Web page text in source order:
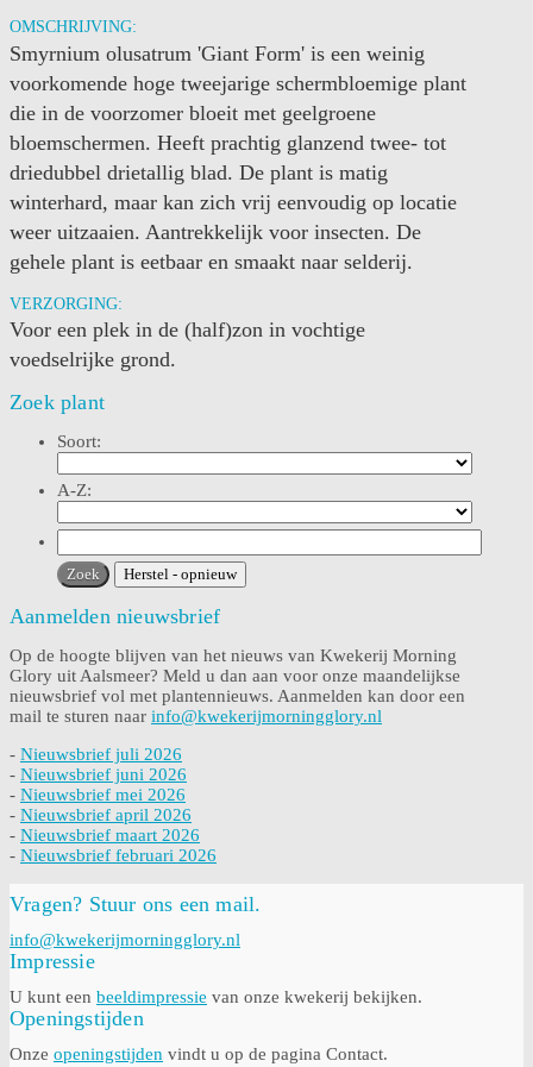
OMSCHRIJVING:
Smyrnium olusatrum 'Giant Form' is een weinig
voorkomende hoge tweejarige schermbloemige plant
die in de voorzomer bloeit met geelgroene
bloemschermen. Heeft prachtig glanzend twee- tot
driedubbel drietallig blad. De plant is matig
winterhard, maar kan zich vrij eenvoudig op locatie
weer uitzaaien. Aantrekkelijk voor insecten. De
gehele plant is eetbaar en smaakt naar selderij.
VERZORGING:
Voor een plek in de (half)zon in vochtige
voedselrijke grond.
Zoek plant
Soort:
A-Z:
Aanmelden nieuwsbrief
Op de hoogte blijven van het nieuws van Kwekerij Morning
Glory uit Aalsmeer? Meld u dan aan voor onze maandelijkse
nieuwsbrief vol met plantennieuws. Aanmelden kan door een
mail te sturen naar info@kwekerijmorningglory.nl
- Nieuwsbrief juli 2026
- Nieuwsbrief juni 2026
- Nieuwsbrief mei 2026
- Nieuwsbrief april 2026
- Nieuwsbrief maart 2026
- Nieuwsbrief februari 2026
Vragen? Stuur ons een mail.
info@kwekerijmorningglory.nl
Impressie
U kunt een beeldimpressie van onze kwekerij bekijken.
Openingstijden
Onze openingstijden vindt u op de pagina Contact.